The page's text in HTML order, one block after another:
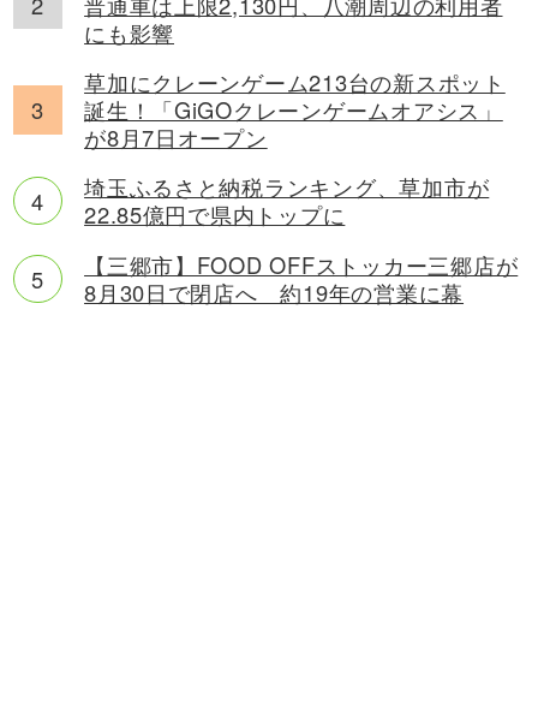
にも影響
草加にクレーンゲーム213台の新スポット
誕生！「GiGOクレーンゲームオアシス」
が8月7日オープン
埼玉ふるさと納税ランキング、草加市が
22.85億円で県内トップに
【三郷市】FOOD OFFストッカー三郷店が
8月30日で閉店へ 約19年の営業に幕